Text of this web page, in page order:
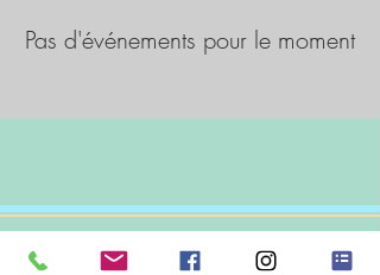
Pas d'événements pour le moment
Nous contacter Livre d'or - avis